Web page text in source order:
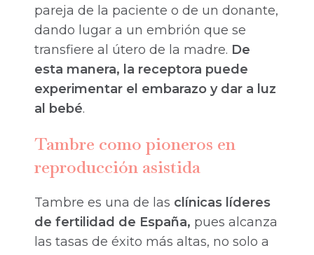
pareja de la paciente o de un donante,
dando lugar a un embrión que se
transfiere al útero de la madre. De
esta manera, la receptora puede
experimentar el embarazo y dar a luz
al bebé.
Tambre como pioneros en
reproducción asistida
Tambre es una de las clínicas líderes
de fertilidad de España, pues alcanza
las tasas de éxito más altas, no solo a